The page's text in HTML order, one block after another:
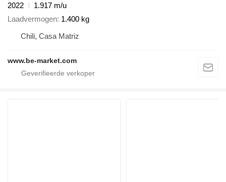
2022
1.917 m/u
Laadvermogen 1.400 kg
Chili, Casa Matriz
www.be-market.com